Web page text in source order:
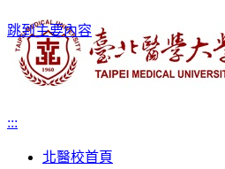
跳到主要內容
:::
北醫校首頁